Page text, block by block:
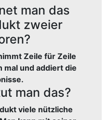
man das
zweier
Zeile für Zeile
mal und addiert die
man das?
viele nützliche